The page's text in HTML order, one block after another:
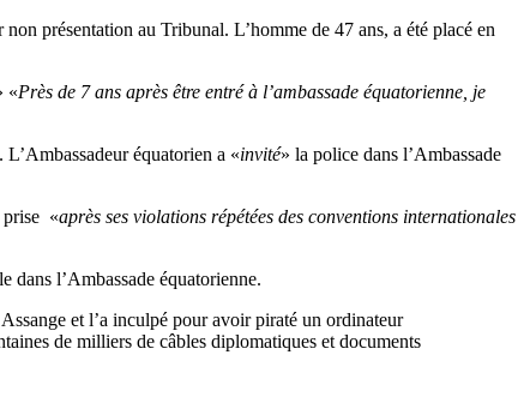
présentation au Tribunal. L’homme de 47 ans, a été placé en
«Près de 7 ans après être entré à l’ambassade équatorienne, je
équatorien a «invité» la police dans l’Ambassade
prise «après ses violations répétées des conventions internationales
dans l’Ambassade équatorienne.
et l’a inculpé pour avoir piraté un ordinateur
de milliers de câbles diplomatiques et documents